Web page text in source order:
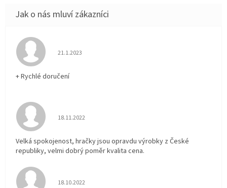
Hodnocení obchodu je 5 z 5 hvězdiček.
21.1.2023
+ Rychlé doručení
Hodnocení obchodu je 5 z 5 hvězdiček.
18.11.2022
Velká spokojenost, hračky jsou opravdu výrobky z České
republiky, velmi dobrý poměr kvalita cena.
Hodnocení obchodu je 5 z 5 hvězdiček.
18.10.2022